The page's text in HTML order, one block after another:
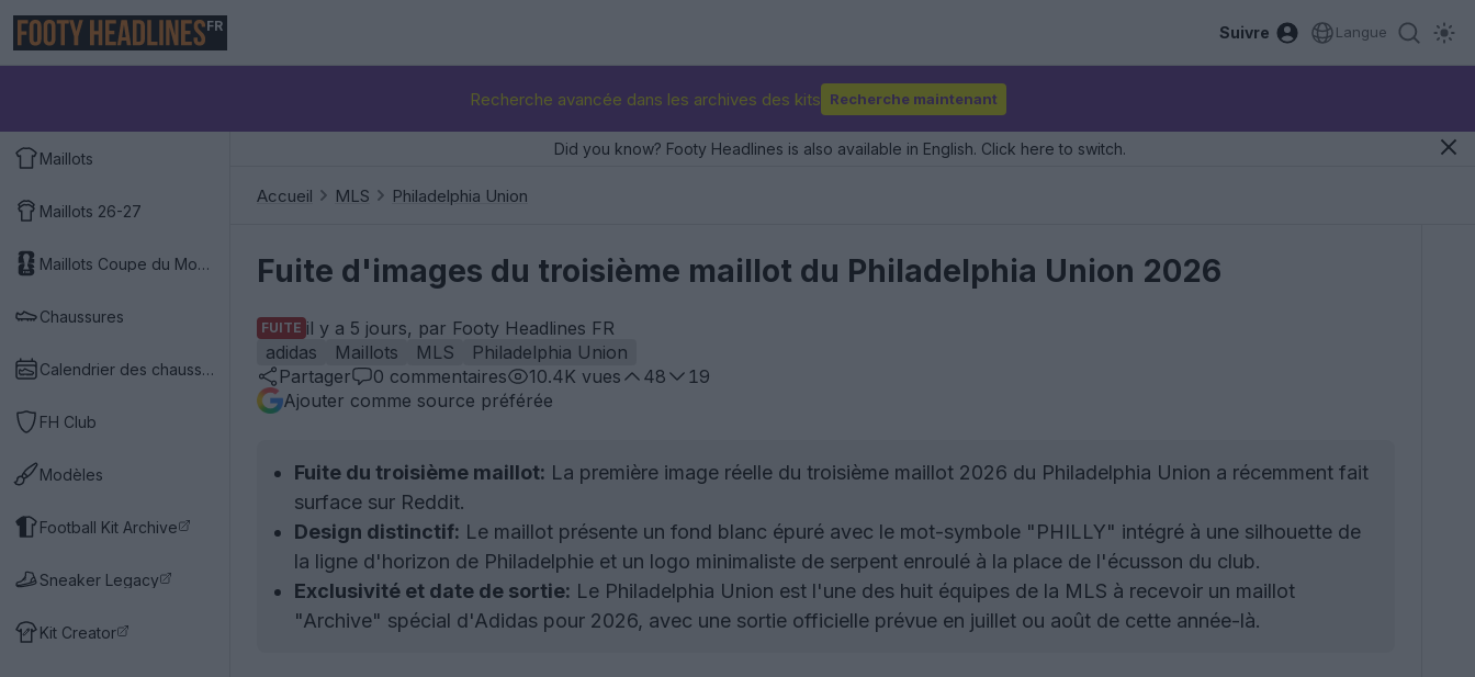
FR Suivre Langue
Recherche avancée dans les archives des kits Recherche maintenant
Maillots
Maillots 26-27
Maillots Coupe du Monde 2026
Chaussures
Calendrier des chaussures
FH Club
Modèles
Football Kit Archive
Sneaker Legacy
Kit Creator
Did you know? Footy Headlines is also available in English. Click here to switch.
Accueil MLS Philadelphia Union
Fuite d'images du troisième maillot du Philadelphia Union 2026
FUITE il y a 5 jours, par Footy Headlines FR
adidas
Maillots MLS
Philadelphia Union
Partager
0 commentaires 10.4K vues 48
19
Ajouter comme source préférée
Fuite du troisième maillot: La première image réelle du troisième maillot 2026 du Philadelphia Union a récemment fait
surface sur Reddit.
Design distinctif: Le maillot présente un fond blanc épuré avec le mot-symbole "PHILLY" intégré à une silhouette de
la ligne d'horizon de Philadelphie et un logo minimaliste de serpent enroulé à la place de l'écusson du club.
Exclusivité et date de sortie: Le Philadelphia Union est l'une des huit équipes de la MLS à recevoir un maillot
"Archive" spécial d'Adidas pour 2026, avec une sortie officielle prévue en juillet ou août de cette année-là.